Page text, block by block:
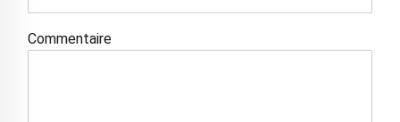
Commentaire